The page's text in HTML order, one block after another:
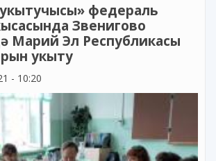
федераль
Звенигово
Марий Эл Республикасы
укыту
- 10:20